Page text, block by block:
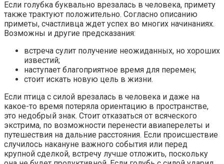
Если голубка буквально врезалась в человека, примету
также трактуют положительно. Согласно описанию
приметы, счастливца ждет успех во многих начинаниях.
Возможны и другие предсказания:
встреча сулит получение неожиданных, но хороших
известий;
наступает благоприятное время для перемен;
стоит искать новую цель в жизни.
Если птица с силой врезалась в человека и даже на
какое-то время потеряла ориентацию в пространстве,
это недобрый знак. Стоит отказаться от всяческого
экстрима, по возможности перенести авиаперелеты и
путешествия на дальние расстояния. Если происшествие
случилось накануне важного события или перед
крупной сделкой, встречу лучше отложить, поскольку